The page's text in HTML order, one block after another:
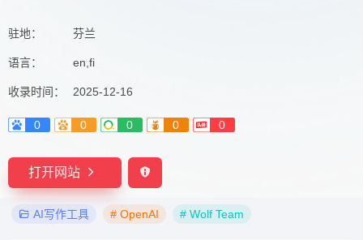
驻地： 芬兰
语言： en,fi
收录时间： 2025-12-16
0 0 0 0 0
打开网站
AI写作工具 # OpenAI # Wolf Team